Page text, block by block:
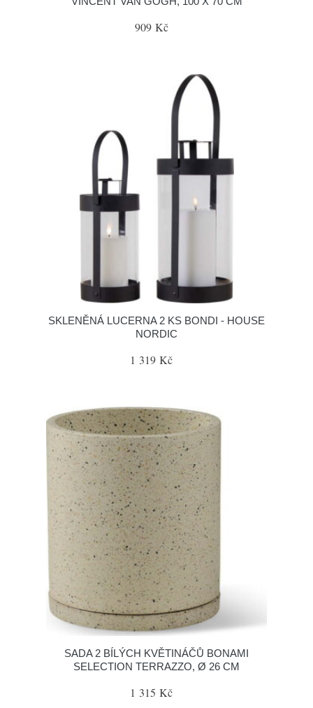
909 Kč
SKLENĚNÁ LUCERNA 2 KS BONDI - HOUSE
NORDIC
1 319 Kč
SADA 2 BÍLÝCH KVĚTINÁČŮ BONAMI
SELECTION TERRAZZO, Ø 26 CM
1 315 Kč